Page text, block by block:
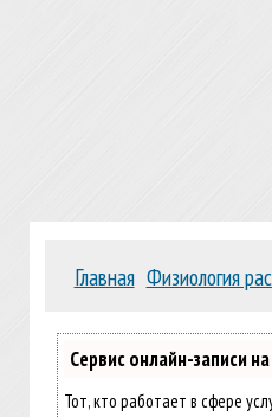
Главная Физиология
Сервис онлайн-записи
Тот, кто работает в сфере